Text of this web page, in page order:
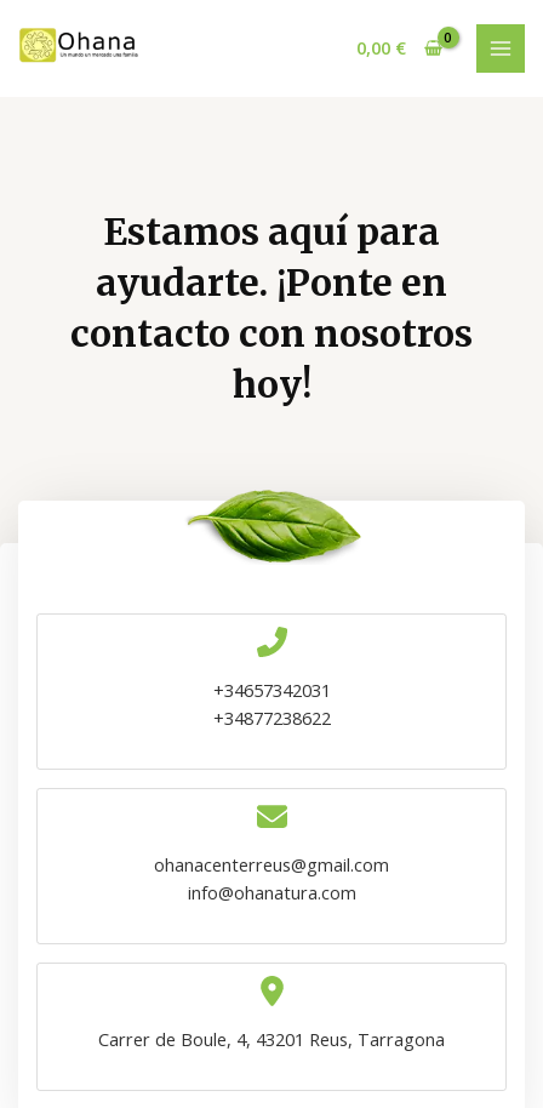
contenido
0,00 €
Estamos aquí para
ayudarte. ¡Ponte en
contacto con nosotros
hoy!
+34657342031
+34877238622
ohanacenterreus@gmail.com
info@ohanatura.com
Carrer de Boule, 4, 43201 Reus, Tarragona